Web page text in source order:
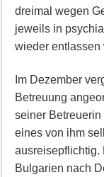
dreimal wegen
jeweils in
wieder entlassen
Im Dezember
Betreuung
seiner
eines von ihm
ausreisepflichtig.
Bulgarien nach